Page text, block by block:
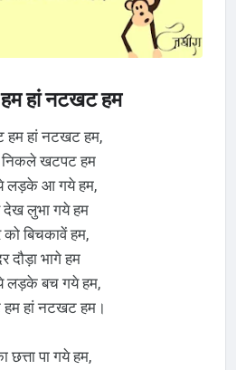
हां नटखट हम
हां नटखट हम,
खटपट हम
लड़के आ गये हम,
देख लुभा गये हम
को बिचकावें हम,
दौड़ा भागे हम
लड़के बच गये हम,
हां नटखट हम।
छत्ता पा गये हम,